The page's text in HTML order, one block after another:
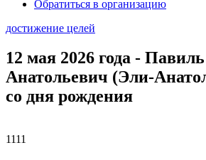
Обратиться в организацию
достижение целей
12 мая 2026 года -
Анатольевич (Эли-
со дня рождения
1111